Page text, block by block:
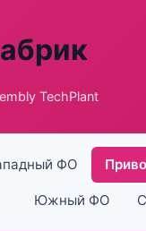
TechPlant
ФО
Южный ФО